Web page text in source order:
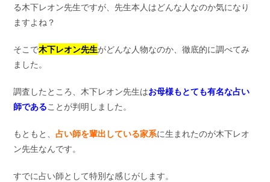
る木下レオン先生ですが、先生本人はどんな人なのか気になり
ますよね？
そこで木下レオン先生がどんな人物なのか、徹底的に調べてみ
ました。
調査したところ、木下レオン先生はお母様もとても有名な占い
師であることが判明しました。
もともと、占い師を輩出している家系に生まれたのが木下レオ
ン先生なんです。
すでに占い師として特別な感じがします。